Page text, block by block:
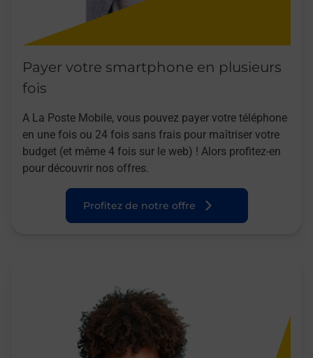
Payer votre smartphone en plusieurs
fois
A La Poste Mobile, vous pouvez payer votre téléphone
en une fois ou 24 fois sans frais pour maîtriser votre
budget (et même 4 fois sur le web) ! Alors profitez-en
pour découvrir nos offres.
Profitez de notre offre